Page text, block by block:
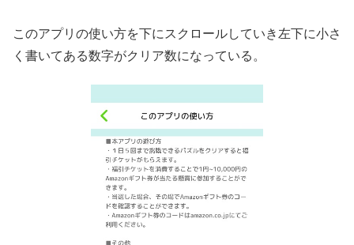
このアプリの使い方を下にスクロールしていき左下に小さ
く書いてある数字がクリア数になっている。